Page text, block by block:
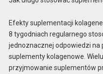
Efekty suplementacji
8 tygodniach regularnego
jednoznacznej odpowiedzi na
suplementy kolagenowe.
przyjmowanie suplementów